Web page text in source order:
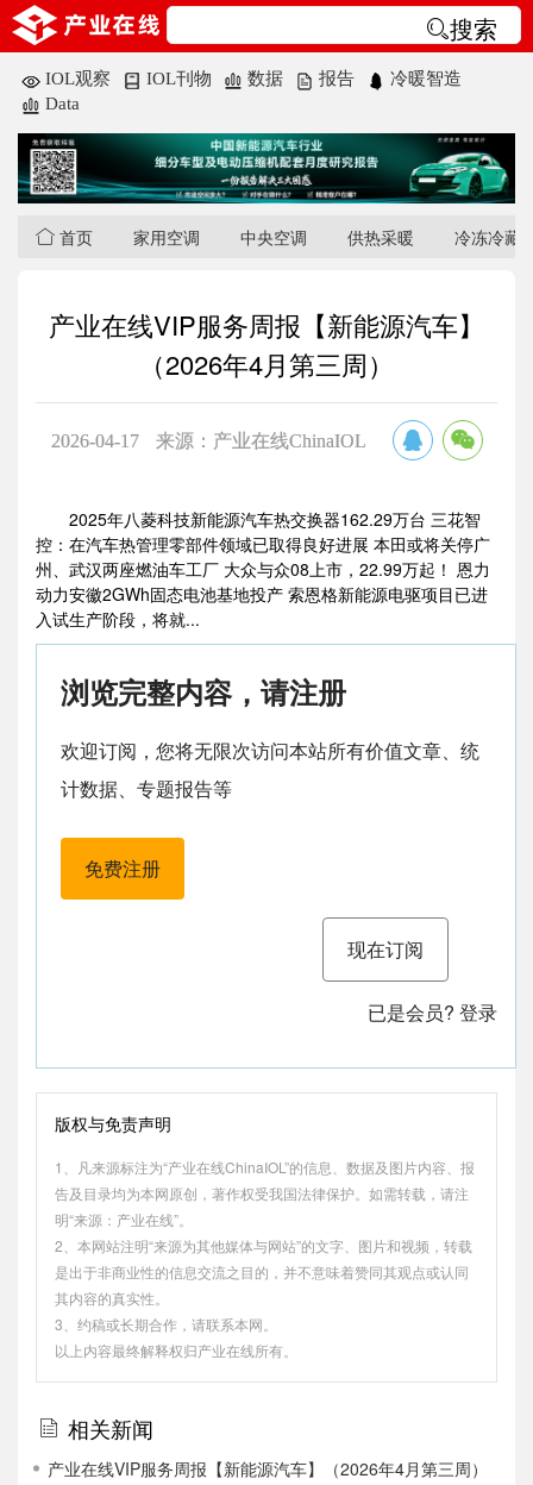
搜索
IOL观察 IOL刊物 数据 报告
冷暖智造
Data
首页 家用空调 中央空调 供热采暖 冷冻冷藏
产业在线VIP服务周报【新能源汽车】
（2026年4月第三周）
2026-04-17 来源：产业在线ChinaIOL
2025年八菱科技新能源汽车热交换器162.29万台 三花智
控：在汽车热管理零部件领域已取得良好进展 本田或将关停广
州、武汉两座燃油车工厂 大众与众08上市，22.99万起！ 恩力
动力安徽2GWh固态电池基地投产 索恩格新能源电驱项目已进
入试生产阶段，将就...
浏览完整内容，请注册
欢迎订阅，您将无限次访问本站所有价值文章、统
计数据、专题报告等
免费注册
现在订阅
已是会员?登录
版权与免责声明
1、凡来源标注为“产业在线ChinaIOL”的信息、数据及图片内容、报
告及目录均为本网原创，著作权受我国法律保护。如需转载，请注
明“来源：产业在线”。
2、本网站注明“来源为其他媒体与网站”的文字、图片和视频，转载
是出于非商业性的信息交流之目的，并不意味着赞同其观点或认同
其内容的真实性。
3、约稿或长期合作，请联系本网。
以上内容最终解释权归产业在线所有。
相关新闻
产业在线VIP服务周报【新能源汽车】（2026年4月第三周）